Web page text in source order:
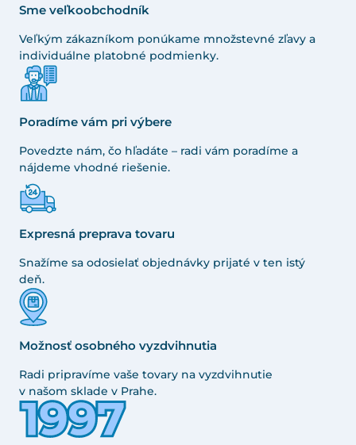
Sme veľkoobchodník
Veľkým zákazníkom ponúkame množstevné zľavy a
individuálne platobné podmienky.
Poradíme vám pri výbere
Povedzte nám, čo hľadáte – radi vám poradíme a
nájdeme vhodné riešenie.
Expresná preprava tovaru
Snažíme sa odosielať objednávky prijaté v ten istý
deň.
Možnosť osobného vyzdvihnutia
Radi pripravíme vaše tovary na vyzdvihnutie
v našom sklade v Prahe.